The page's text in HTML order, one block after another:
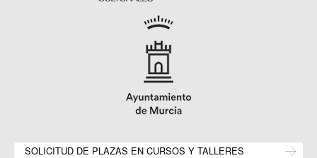
SOLICITUD DE PLAZAS EN CURSOS Y TALLERES